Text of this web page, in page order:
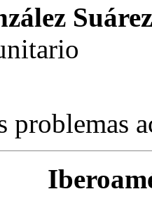
Suárez
problemas